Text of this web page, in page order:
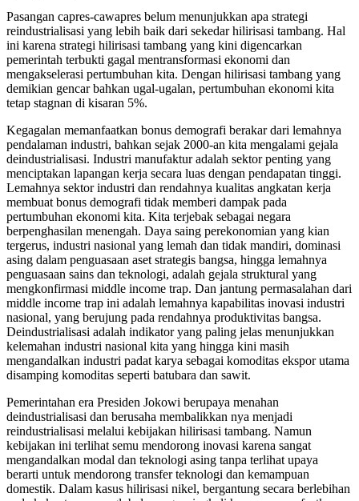
Pasangan capres-cawapres belum menunjukkan apa strategi
reindustrialisasi yang lebih baik dari sekedar hilirisasi tambang. Hal
ini karena strategi hilirisasi tambang yang kini digencarkan
pemerintah terbukti gagal mentransformasi ekonomi dan
mengakselerasi pertumbuhan kita. Dengan hilirisasi tambang yang
demikian gencar bahkan ugal-ugalan, pertumbuhan ekonomi kita
tetap stagnan di kisaran 5%.
Kegagalan memanfaatkan bonus demografi berakar dari lemahnya
pendalaman industri, bahkan sejak 2000-an kita mengalami gejala
deindustrialisasi. Industri manufaktur adalah sektor penting yang
menciptakan lapangan kerja secara luas dengan pendapatan tinggi.
Lemahnya sektor industri dan rendahnya kualitas angkatan kerja
membuat bonus demografi tidak memberi dampak pada
pertumbuhan ekonomi kita. Kita terjebak sebagai negara
berpenghasilan menengah. Daya saing perekonomian yang kian
tergerus, industri nasional yang lemah dan tidak mandiri, dominasi
asing dalam penguasaan aset strategis bangsa, hingga lemahnya
penguasaan sains dan teknologi, adalah gejala struktural yang
mengkonfirmasi middle income trap. Dan jantung permasalahan dari
middle income trap ini adalah lemahnya kapabilitas inovasi industri
nasional, yang berujung pada rendahnya produktivitas bangsa.
Deindustrialisasi adalah indikator yang paling jelas menunjukkan
kelemahan industri nasional kita yang hingga kini masih
mengandalkan industri padat karya sebagai komoditas ekspor utama
disamping komoditas seperti batubara dan sawit.
Pemerintahan era Presiden Jokowi berupaya menahan
deindustrialisasi dan berusaha membalikkan nya menjadi
reindustrialisasi melalui kebijakan hilirisasi tambang. Namun
kebijakan ini terlihat semu mendorong inovasi karena sangat
mengandalkan modal dan teknologi asing tanpa terlihat upaya
berarti untuk mendorong transfer teknologi dan kemampuan
domestik. Dalam kasus hilirisasi nikel, bergantung secara berlebihan